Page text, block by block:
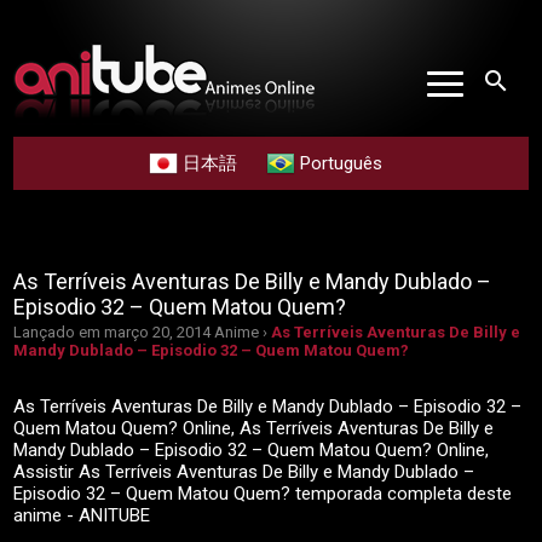
search
日本語 Português
As Terríveis Aventuras De Billy e Mandy Dublado –
Episodio 32 – Quem Matou Quem?
Lançado em março 20, 2014 Anime ›As Terríveis Aventuras De Billy e
Mandy Dublado – Episodio 32 – Quem Matou Quem?
As Terríveis Aventuras De Billy e Mandy Dublado – Episodio 32 –
Quem Matou Quem? Online, As Terríveis Aventuras De Billy e
Mandy Dublado – Episodio 32 – Quem Matou Quem? Online,
Assistir As Terríveis Aventuras De Billy e Mandy Dublado –
Episodio 32 – Quem Matou Quem? temporada completa deste
anime - ANITUBE